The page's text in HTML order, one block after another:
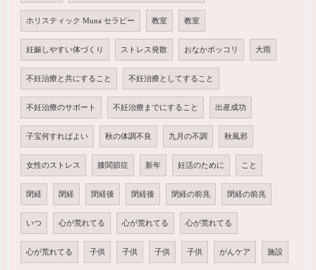
ホリスティック Muna セラピー 教室 教室
妊娠しやすい体づくり ストレス発散 おなかポッコリ 大雨
不妊治療と共にすること 不妊治療としてすること
不妊治療のサポート 不妊治療までにすること 出産成功
子宝何すればよい 秋の体調不良 九月の不調 秋風邪
女性のストレス 膝関節症 新年 妊活のために こと
閉経 閉経 閉経後 閉経後 閉経の前兆 閉経の前兆
いつ 心が荒れてる 心が荒れてる 心が荒れてる
心が荒れてる 子供 子供 子供 子供 がんケア 施設